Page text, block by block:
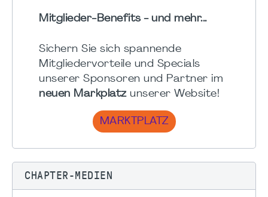
Mitglieder-Benefits - und mehr...
Sichern Sie sich spannende
Mitgliedervorteile und Specials
unserer Sponsoren und Partner im
neuen Markplatzunserer Website!
MARKTPLATZ
CHAPTER-MEDIEN